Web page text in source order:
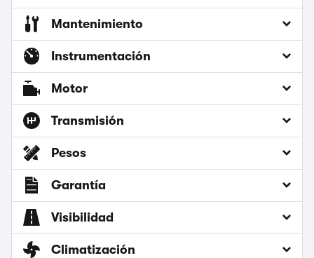
Mantenimiento
Instrumentación
Motor
Transmisión
Pesos
Garantía
Visibilidad
Climatización